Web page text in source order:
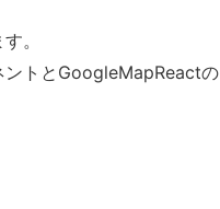
。
ントとGoogleMapReactの